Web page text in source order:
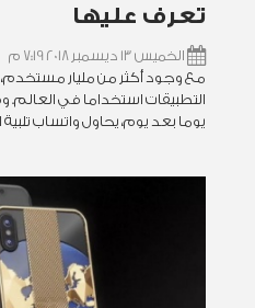
تعرف عليها
الخميس 13 ديسمبر 2018 7:19 م
مع وجود أكثر من مليار مستخدم،
التطبيقات استخداما في
يوما بعد يوم، يحاول واتساب تلبية